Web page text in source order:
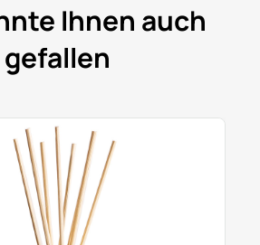
Ihnen auch
gefallen